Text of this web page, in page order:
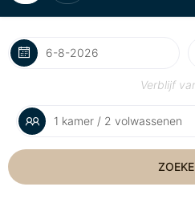
Verblijf
1 kamer / 2 volwassenen